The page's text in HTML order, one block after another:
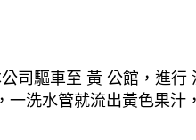
司驅車至 黃 公館，進
洗水管就流出黃色果